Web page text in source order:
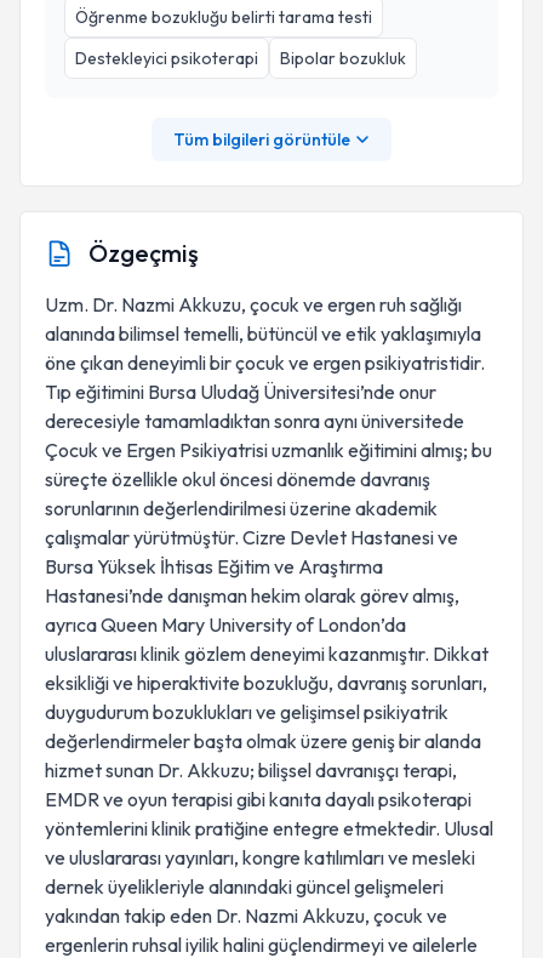
Öğrenme bozukluğu belirti tarama testi
Destekleyici psikoterapi
Bipolar bozukluk
Tüm bilgileri görüntüle
Özgeçmiş
Uzm. Dr. Nazmi Akkuzu, çocuk ve ergen ruh sağlığı
alanında bilimsel temelli, bütüncül ve etik yaklaşımıyla
öne çıkan deneyimli bir çocuk ve ergen psikiyatristidir.
Tıp eğitimini Bursa Uludağ Üniversitesi’nde onur
derecesiyle tamamladıktan sonra aynı üniversitede
Çocuk ve Ergen Psikiyatrisi uzmanlık eğitimini almış; bu
süreçte özellikle okul öncesi dönemde davranış
sorunlarının değerlendirilmesi üzerine akademik
çalışmalar yürütmüştür. Cizre Devlet Hastanesi ve
Bursa Yüksek İhtisas Eğitim ve Araştırma
Hastanesi’nde danışman hekim olarak görev almış,
ayrıca Queen Mary University of London’da
uluslararası klinik gözlem deneyimi kazanmıştır. Dikkat
eksikliği ve hiperaktivite bozukluğu, davranış sorunları,
duygudurum bozuklukları ve gelişimsel psikiyatrik
değerlendirmeler başta olmak üzere geniş bir alanda
hizmet sunan Dr. Akkuzu; bilişsel davranışçı terapi,
EMDR ve oyun terapisi gibi kanıta dayalı psikoterapi
yöntemlerini klinik pratiğine entegre etmektedir. Ulusal
ve uluslararası yayınları, kongre katılımları ve mesleki
dernek üyelikleriyle alanındaki güncel gelişmeleri
yakından takip eden Dr. Nazmi Akkuzu, çocuk ve
ergenlerin ruhsal iyilik halini güçlendirmeyi ve ailelerle